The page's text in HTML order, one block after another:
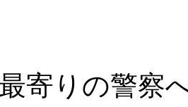
寄りの警察